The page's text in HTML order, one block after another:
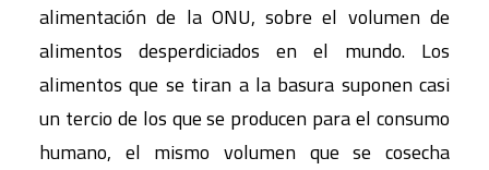
alimentación de la ONU, sobre el volumen de
alimentos desperdiciados en el mundo. Los
alimentos que se tiran a la basura suponen casi
un tercio de los que se producen para el consumo
humano, el mismo volumen que se cosecha